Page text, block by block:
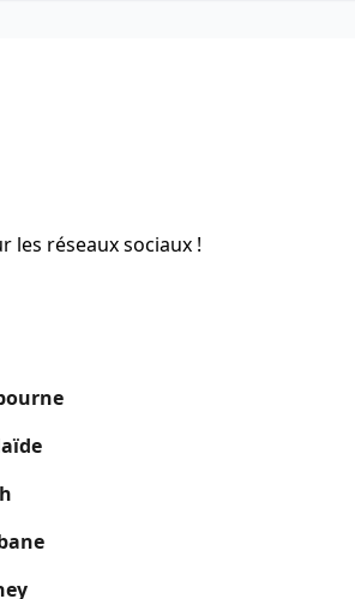
les réseaux sociaux !